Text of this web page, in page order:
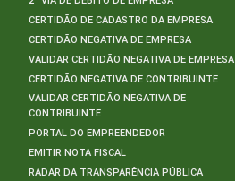
CERTIDÃO DE CADASTRO DA EMPRESA
CERTIDÃO NEGATIVA DE EMPRESA
VALIDAR CERTIDÃO NEGATIVA DE EMPRESA
CERTIDÃO NEGATIVA DE CONTRIBUINTE
VALIDAR CERTIDÃO NEGATIVA DE
CONTRIBUINTE
PORTAL DO EMPREENDEDOR
EMITIR NOTA FISCAL
RADAR DA TRANSPARÊNCIA PÚBLICA